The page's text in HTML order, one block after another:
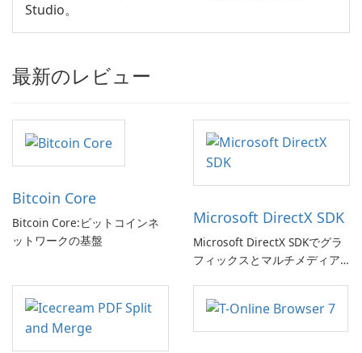
Studio。
最新のレビュー
Bitcoin Core
Bitcoin Core:ビットコインネ
ットワークの基盤
Microsoft DirectX SDK
Microsoft DirectX SDKでグラ
フィックスとマルチメディア